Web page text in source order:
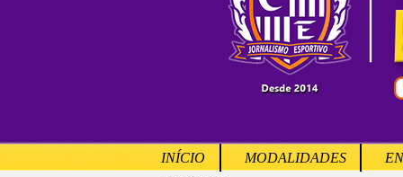
INÍCIO MODALIDADES